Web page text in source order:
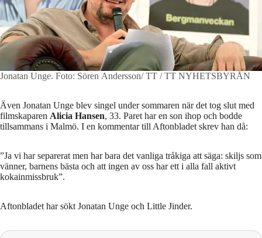
Jonatan Unge. Foto: Sören Andersson/ TT / TT NYHETSBYRÅN
Även Jonatan Unge blev singel under sommaren när det tog slut med
filmskaparen Alicia Hansen, 33. Paret har en son ihop och bodde
tillsammans i Malmö. I en kommentar till Aftonbladet skrev han då:
”Ja vi har separerat men har bara det vanliga tråkiga att säga: skiljs som
vänner, barnens bästa och att ingen av oss har ett i alla fall aktivt
kokainmissbruk”.
Aftonbladet har sökt Jonatan Unge och Little Jinder.